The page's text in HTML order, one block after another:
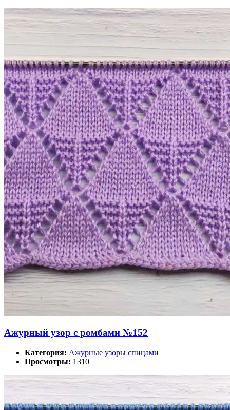
Ажурный узор с ромбами №152
Категория: Ажурные узоры спицами
Просмотры: 1310